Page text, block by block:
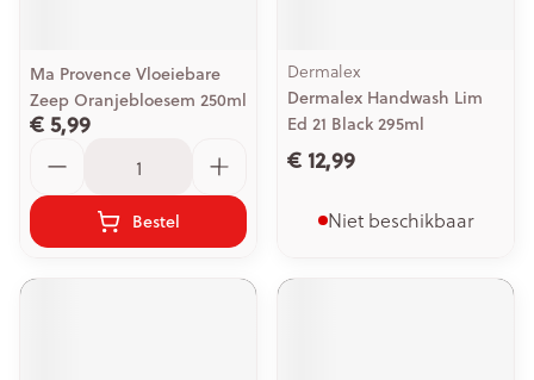
Ma Provence Vloeiebare
Zeep Oranjebloesem 250ml
€ 5,99
Bestel
Dermalex
Dermalex Handwash Lim
Ed 21 Black 295ml
€ 12,99
Niet beschikbaar